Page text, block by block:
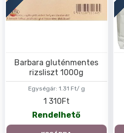
Egységár: 1.31 Ft/ g
Barbara gluténmentes
rizsliszt 1000g
1 310Ft
Rendelhető